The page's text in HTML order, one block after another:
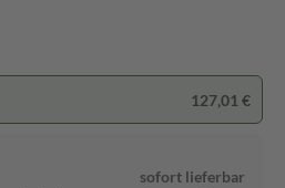
127,01 €
sofort lieferbar